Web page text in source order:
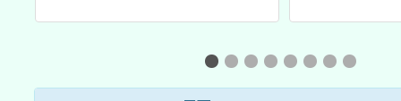
年度七月份教師增
民族教
計畫成